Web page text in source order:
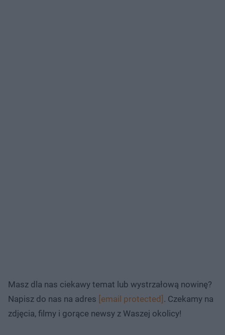
Masz dla nas ciekawy temat lub wystrzałową nowinę?
Napisz do nas na adres [email protected] . Czekamy na
zdjęcia, filmy i gorące newsy z Waszej okolicy!